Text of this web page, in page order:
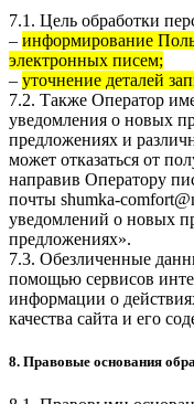
7.1. Цель обработки
– информирование
электронных писем;
– уточнение деталей
7.2. Также Оператор
уведомления о новых
предложениях и
может отказаться от
направив Оператору
почты shumka-
уведомлений о новых
предложениях».
7.3. Обезличенные
помощью сервисов
информации о
качества сайта и его
8. Правовые основания